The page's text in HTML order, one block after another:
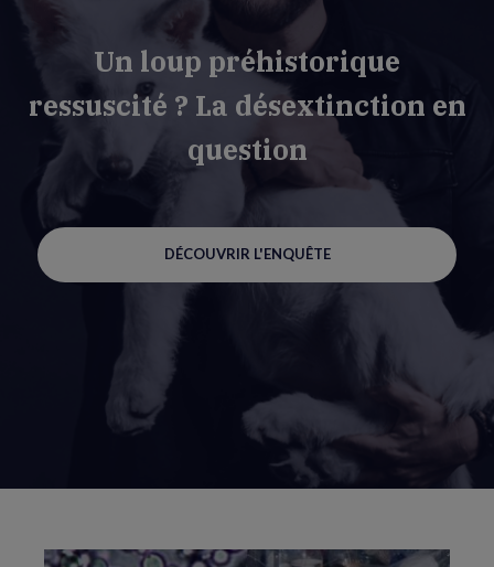
Un loup préhistorique
ressuscité ? La désextinction en
question
DÉCOUVRIR L'ENQUÊTE